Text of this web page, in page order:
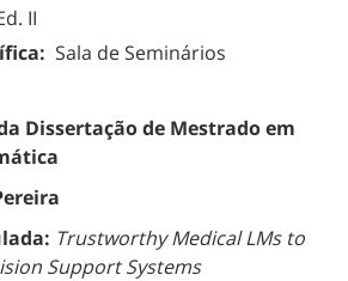
II
Sala de Seminários
Dissertação de Mestrado em
Trustworthy Medical LMs to
Support Systems